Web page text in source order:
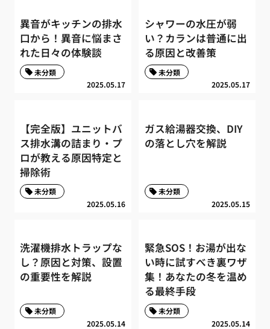
異音がキッチンの排水
口から！異音に悩まさ
れた日々の体験談
2025.05.17
未分類
シャワーの水圧が弱
い？カランは普通に出
る原因と改善策
2025.05.17
未分類
【完全版】ユニットバ
ス排水溝の詰まり・プ
ロが教える原因特定と
掃除術
2025.05.16
未分類
ガス給湯器交換、DIY
の落とし穴を解説
2025.05.15
未分類
洗濯機排水トラップな
し？原因と対策、設置
の重要性を解説
2025.05.14
未分類
緊急SOS！お湯が出な
い時に試すべき裏ワザ
集！あなたの冬を温め
る最終手段
2025.05.14
未分類